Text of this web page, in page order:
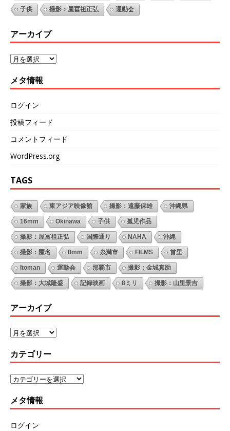
子供 撮影：屋冨祖正弘 運動会
アーカイブ
メタ情報
ログイン
投稿フィード
コメントフィード
WordPress.org
TAGS
家族 東アジア映像館 撮影：遠藤保雄 沖縄県
16mm Okinawa 子供 孤児作品
撮影：屋冨祖正弘 国際通り NAHA 沖縄
撮影：匿名 8mm 糸満市 FILMS 首里
Itoman 運動会 那覇市 撮影：金城真助
撮影：大城隆盛 記録映画 8ミリ 撮影：山里景吉
アーカイブ
カテゴリー
メタ情報
ログイン